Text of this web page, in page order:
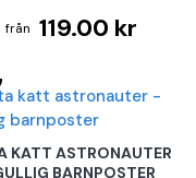
119.00 kr
KATT ASTRONAUTER
BARNPOSTER